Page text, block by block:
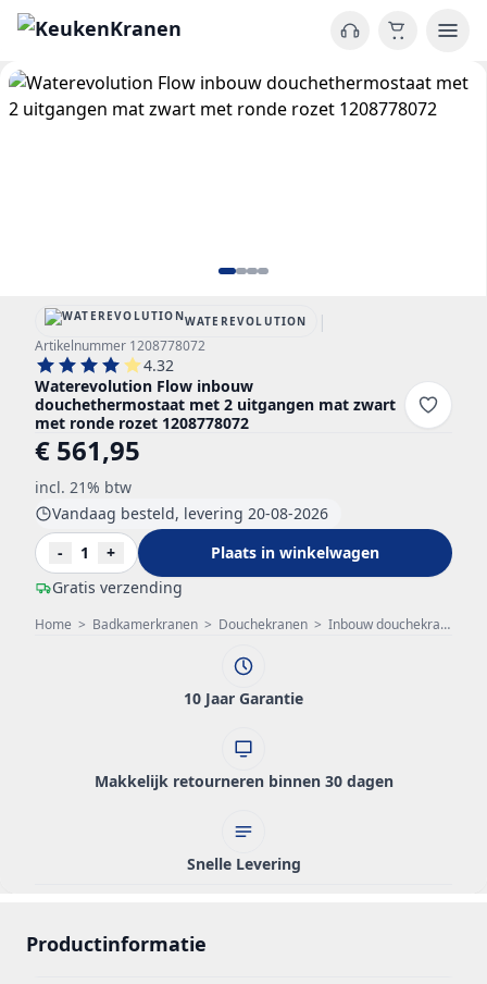
Home > Badkamerkranen > Douchekranen > Inbouw douchekraan
WATEREVOLUTION |
Artikelnummer 1208778072
4.32
Waterevolution Flow inbouw
douchethermostaat met 2 uitgangen mat zwart
met ronde rozet 1208778072
€ 561,95
incl. 21% btw
Gratis verzending
Vandaag besteld, levering 20-08-2026
-
1 + Plaats in winkelwagen
10 Jaar Garantie
Makkelijk retourneren binnen 30 dagen
Snelle Levering
Productinformatie